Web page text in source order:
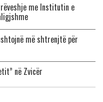
me Institutin e
më shtrenjtë për
në Zvicër